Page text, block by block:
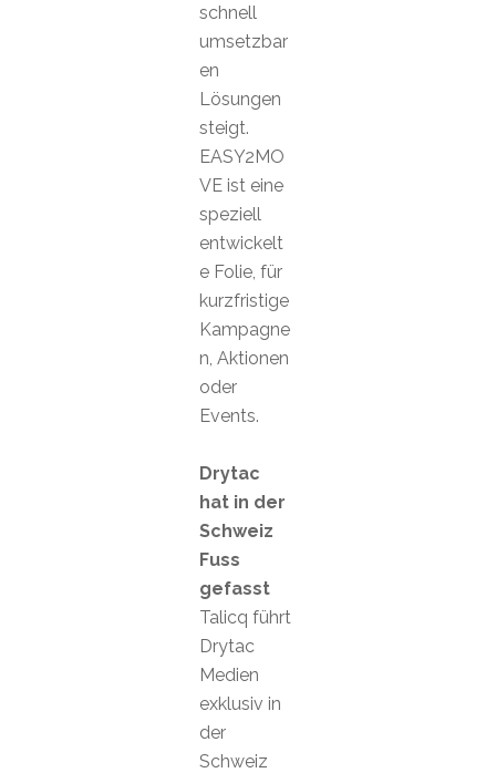
schnell
umsetzbar
en
Lösungen
steigt.
EASY2MO
VE ist eine
speziell
entwickelt
e Folie, für
kurzfristige
Kampagne
n, Aktionen
oder
Events.
Drytac
hat in der
Schweiz
Fuss
gefasst
Talicq führt
Drytac
Medien
exklusiv in
der
Schweiz